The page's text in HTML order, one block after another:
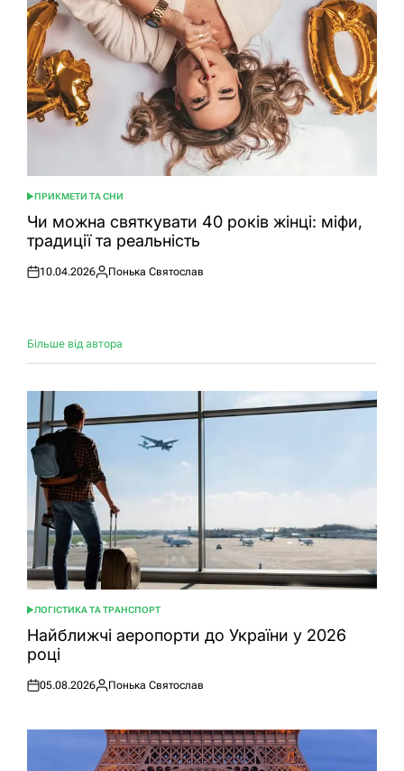
ОПУБЛІКУВАТИ
У
ПРИКМЕТИ ТА СНИ
Чи можна святкувати 40 років жінці: міфи,
традиції та реальність
Оприлюднено
10.04.2026
Опубліковано
Понька Святослав
Більше від автора
ОПУБЛІКУВАТИ
У
ЛОГІСТИКА ТА ТРАНСПОРТ
Найближчі аеропорти до України у 2026
році
Оприлюднено
05.08.2026
Опубліковано
Понька Святослав